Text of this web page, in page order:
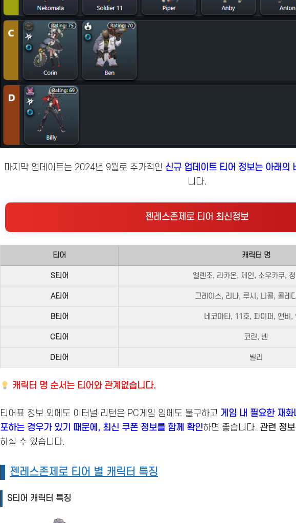
마지막 업데이트는 2024년 9월로 추가적인 신규 업데이트 티어 정보는 아래의
니다.
젠레스존제로 티어 최신정보
티어 캐릭터 명
S티어 엘렌조, 라카온, 제인, 소우카쿠,
A티어 그레이스, 리나, 루시, 니콜, 콜레
B티어 네코마타, 11호, 파이퍼, 앤비,
C티어 코린, 벤
D티어 빌리
캐릭터 명 순서는 티어와 관계없습니다.
티어표 정보 외에도 이터널 리턴은 PC게임 임에도 불구하고 게임 내 필요한 재
포하는 경우가 있기 때문에, 최신 쿠폰 정보를 함께 확인하면 좋습니다. 관련 정
하실 수 있습니다.
젠레스존제로 티어 별 캐릭터 특징
S티어 캐릭터 특징